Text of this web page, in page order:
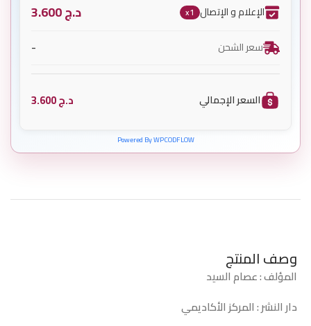
الإعلام و الإتصال x1 د.ج
سعر الشحن -
السعر الإجمالي د.ج
Powered By WPCODFLOW
وصف المنتج
المؤلف : عصام السيد
دار النشر : المركز الأكاديمي